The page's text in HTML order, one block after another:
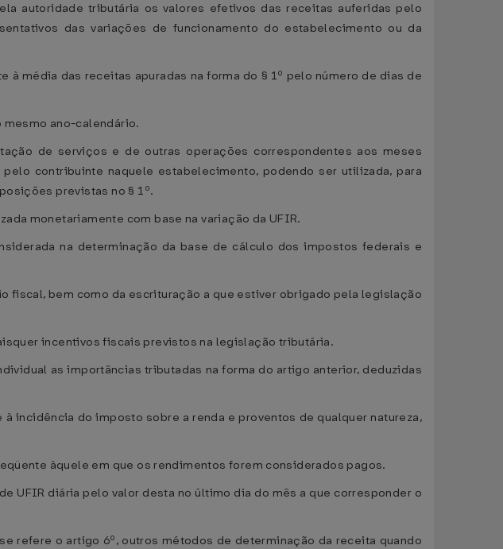
autoridade tributária os valores efetivos das receitas auferidas pelo
das variações de funcionamento do estabelecimento ou da
média das receitas apuradas na forma do § 1º pelo número de dias de
mesmo ano-calendário.
de serviços e de outras operações correspondentes aos meses
contribuinte naquele estabelecimento, podendo ser utilizada, para
previstas no § 1º.
monetariamente com base na variação da UFIR.
na determinação da base de cálculo dos impostos federais e
fiscal, bem como da escrituração a que estiver obrigado pela legislação
incentivos fiscais previstos na legislação tributária.
as importâncias tributadas na forma do artigo anterior, deduzidas
incidência do imposto sobre a renda e proventos de qualquer natureza,
àquele em que os rendimentos forem considerados pagos.
UFIR diária pelo valor desta no último dia do mês a que corresponder o
refere o artigo 6º, outros métodos de determinação da receita quando